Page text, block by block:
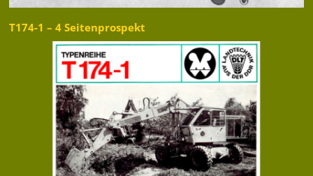
T174-1 – 4 Seitenprospekt